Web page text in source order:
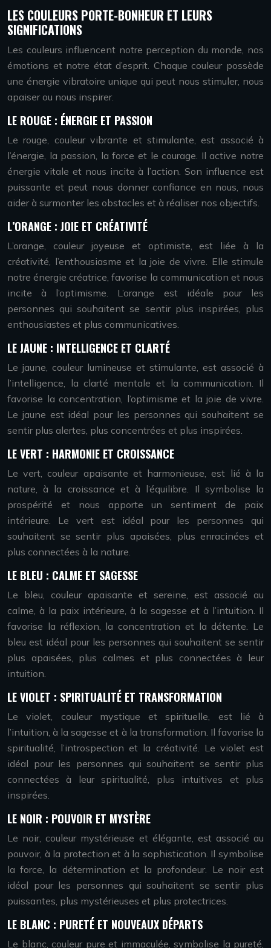
LES COULEURS PORTE-BONHEUR ET LEURS
SIGNIFICATIONS
Les couleurs influencent notre perception du monde, nos
émotions et notre état d’esprit. Chaque couleur possède
une énergie vibratoire unique qui peut nous stimuler, nous
apaiser ou nous inspirer.
LE ROUGE : ÉNERGIE ET PASSION
Le rouge, couleur vibrante et stimulante, est associé à
l’énergie, la passion, la force et le courage. Il active notre
énergie vitale et nous incite à l’action. Son influence est
puissante et peut nous donner confiance en nous, nous
aider à surmonter les obstacles et à réaliser nos objectifs.
L’ORANGE : JOIE ET CRÉATIVITÉ
L’orange, couleur joyeuse et optimiste, est liée à la
créativité, l’enthousiasme et la joie de vivre. Elle stimule
notre énergie créatrice, favorise la communication et nous
incite à l’optimisme. L’orange est idéale pour les
personnes qui souhaitent se sentir plus inspirées, plus
enthousiastes et plus communicatives.
LE JAUNE : INTELLIGENCE ET CLARTÉ
Le jaune, couleur lumineuse et stimulante, est associé à
l’intelligence, la clarté mentale et la communication. Il
favorise la concentration, l’optimisme et la joie de vivre.
Le jaune est idéal pour les personnes qui souhaitent se
sentir plus alertes, plus concentrées et plus inspirées.
LE VERT : HARMONIE ET CROISSANCE
Le vert, couleur apaisante et harmonieuse, est lié à la
nature, à la croissance et à l’équilibre. Il symbolise la
prospérité et nous apporte un sentiment de paix
intérieure. Le vert est idéal pour les personnes qui
souhaitent se sentir plus apaisées, plus enracinées et
plus connectées à la nature.
LE BLEU : CALME ET SAGESSE
Le bleu, couleur apaisante et sereine, est associé au
calme, à la paix intérieure, à la sagesse et à l’intuition. Il
favorise la réflexion, la concentration et la détente. Le
bleu est idéal pour les personnes qui souhaitent se sentir
plus apaisées, plus calmes et plus connectées à leur
intuition.
LE VIOLET : SPIRITUALITÉ ET TRANSFORMATION
Le violet, couleur mystique et spirituelle, est lié à
l’intuition, à la sagesse et à la transformation. Il favorise la
spiritualité, l’introspection et la créativité. Le violet est
idéal pour les personnes qui souhaitent se sentir plus
connectées à leur spiritualité, plus intuitives et plus
inspirées.
LE NOIR : POUVOIR ET MYSTÈRE
Le noir, couleur mystérieuse et élégante, est associé au
pouvoir, à la protection et à la sophistication. Il symbolise
la force, la détermination et la profondeur. Le noir est
idéal pour les personnes qui souhaitent se sentir plus
puissantes, plus mystérieuses et plus protectrices.
LE BLANC : PURETÉ ET NOUVEAUX DÉPARTS
Le blanc, couleur pure et immaculée, symbolise la pureté,